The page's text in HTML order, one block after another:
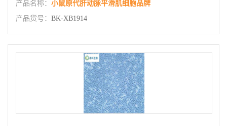
产品名称： 小鼠原代肝动脉平滑肌细胞品牌
产品货号： BK-XB1914